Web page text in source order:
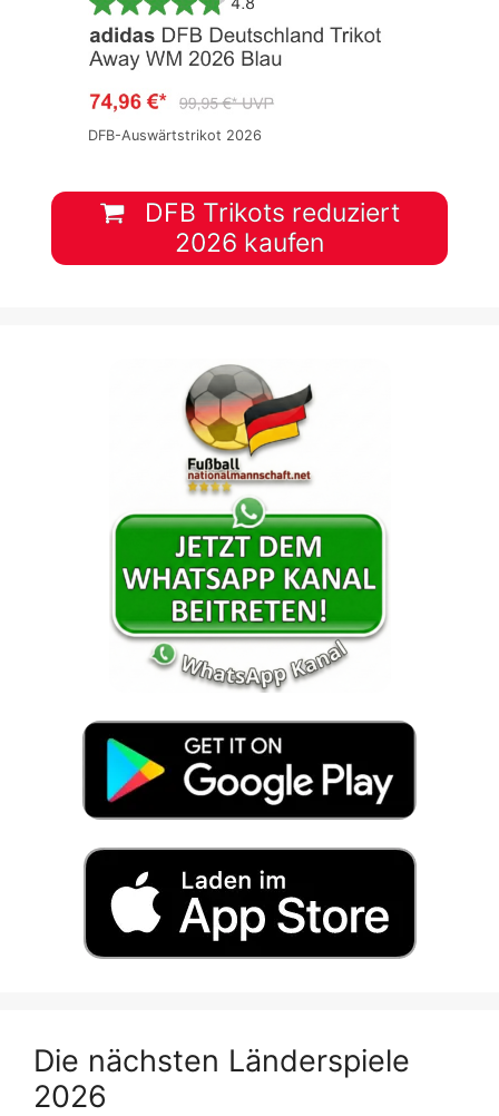
DFB-Auswärtstrikot 2026
DFB Trikots reduziert
2026 kaufen
Die nächsten Länderspiele
2026